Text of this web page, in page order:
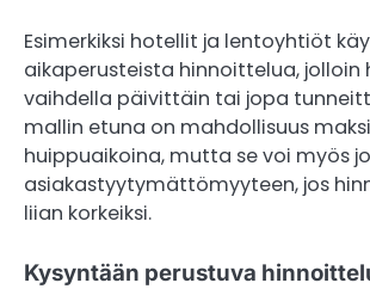
Esimerkiksi hotellit ja lentoyhtiöt
aikaperusteista hinnoittelua, jolloin
vaihdella päivittäin tai jopa
mallin etuna on mahdollisuus
huippuaikoina, mutta se voi myös
asiakastyytymättömyyteen, jos
liian korkeiksi.
Kysyntään perustuva